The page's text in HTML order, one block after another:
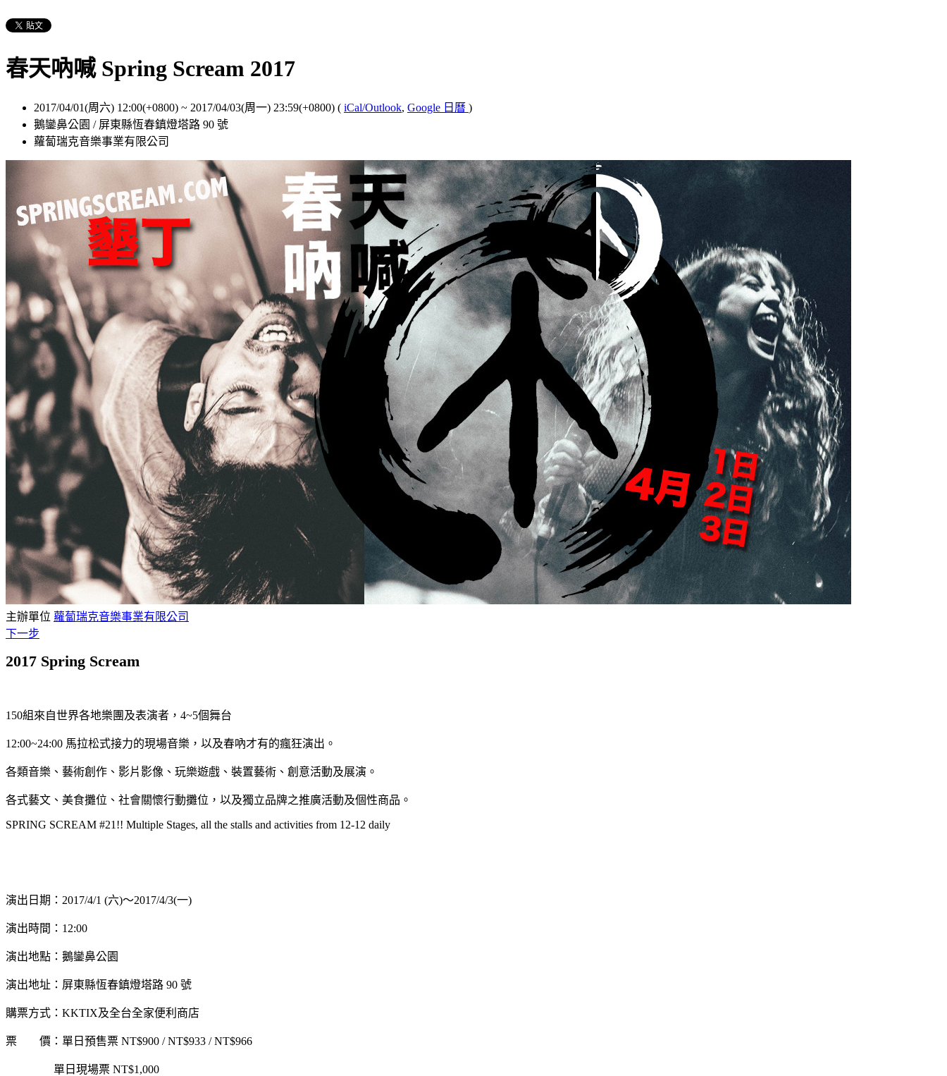
春天吶喊 Spring Scream 2017
2017/04/01(周六) 12:00(+0800) ~ 2017/04/03(周一) 23:59(+0800) ( iCal/Outlook, Google 日曆 )
鵝鑾鼻公園 / 屏東縣恆春鎮燈塔路 90 號
蘿蔔瑞克音樂事業有限公司
主辦單位 蘿蔔瑞克音樂事業有限公司
下一步
2017 Spring Scream
150組來自世界各地樂團及表演者，4~5個舞台
12:00~24:00 馬拉松式接力的現場音樂，以及春吶才有的瘋狂演出。
各類音樂、藝術創作、影片影像、玩樂遊戲、裝置藝術、創意活動及展演。
各式藝文、美食攤位、社會關懷行動攤位，以及獨立品牌之推廣活動及個性商品。
SPRING SCREAM #21!! Multiple Stages, all the stalls and activities from 12-12 daily
演出日期：2017/4/1 (六)～2017/4/3(一)
演出時間：12:00
演出地點：鵝鑾鼻公園
演出地址：屏東縣恆春鎮燈塔路 90 號
購票方式：KKTIX及全台全家便利商店
票 價：單日預售票 NT$900 / NT$933 / NT$966
單日現場票 NT$1,000